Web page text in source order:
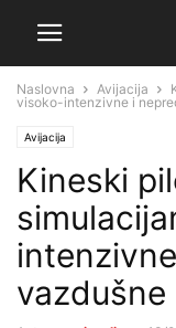
Naslovna Avijacija
visoko-intenzivne i
Avijacija
Kineski